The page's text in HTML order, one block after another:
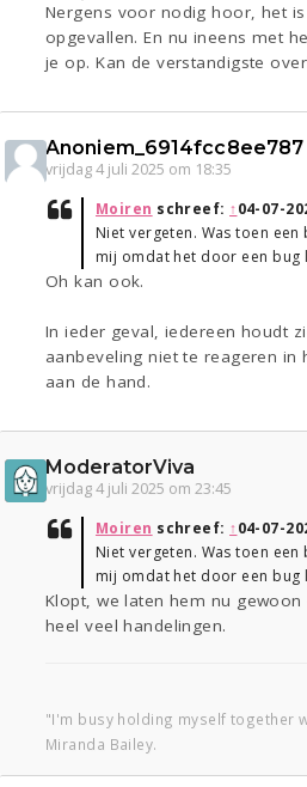
Nergens voor nodig hoor, het
opgevallen. En nu ineens met
je op. Kan de verstandigste
Anoniem_6914fcc8ee787
vrijdag 4 juli 2025 om 18:35
Moiren schreef: ↑04-07-
Niet vergeten. Was toen
mij omdat het door een bug
Oh kan ook.
In ieder geval, iedereen houdt
aanbeveling niet te reageren in
aan de hand.
ModeratorViva
vrijdag 4 juli 2025 om 23:45
Moiren schreef: ↑04-07-
Niet vergeten. Was toen
mij omdat het door een bug
Klopt, we laten hem nu gewoon
heel veel handelingen.
"I'm busy holding myself together
Miranda Bailey.